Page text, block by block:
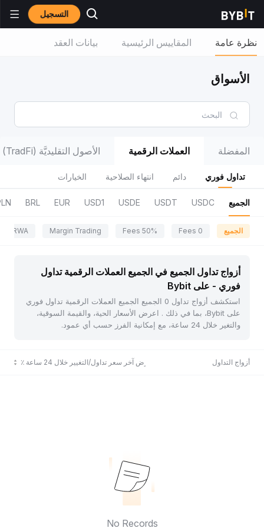
التسجيل
نظرة عامة المقاييس الرئيسية بيانات العقد
الأسواق
المفضلة العملات الرقمية الأصول التقليديَّة (TradFi)
تداول فوري دائم انتهاء الصلاحية الخيارات
الجميع USDC
USDT
USDE
USD1
EUR
BRL
الجميع 0 Fees
50% Fees
Margin Trading
RWA
أزواج تداول الجميع في الجميع العملات الرقمية تداول
فوري - على Bybit
استكشف أزواج تداول 0 الجميع الجميع العملات الرقمية تداول فوري
على Bybit، بما في ذلك . اعرض الأسعار الحية، والقيمة السوقية،
والتغير خلال 24 ساعة، مع إمكانية الفرز حسب أي عمود.
أزواج التداول عرض آخر سعر تداول/التغيير خلال 24 ساعة ٪
No Records